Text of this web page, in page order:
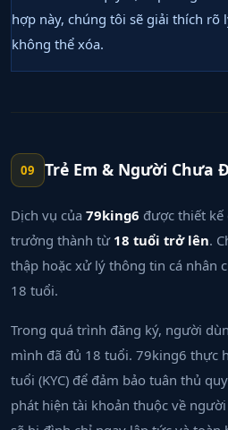
hợp này, chúng tôi sẽ giải thích rõ
không thể xóa.
09 Trẻ Em & Người Chưa
Dịch vụ của 79king6 được thiết
trưởng thành từ 18 tuổi trở lên.
thập hoặc xử lý thông tin cá nhân
18 tuổi.
Trong quá trình đăng ký, người
mình đã đủ 18 tuổi. 79king6 thực
tuổi (KYC) để đảm bảo tuân thủ
phát hiện tài khoản thuộc về